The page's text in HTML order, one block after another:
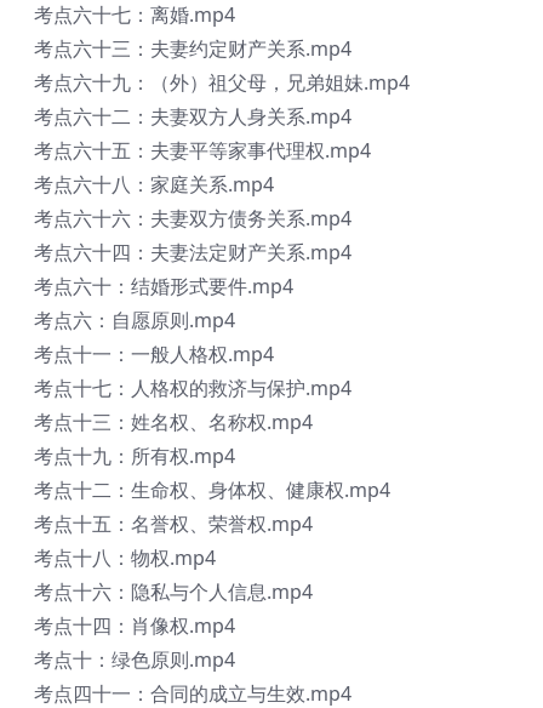
考点六十七：离婚.mp4
考点六十三：夫妻约定财产关系.mp4
考点六十九：（外）祖父母，兄弟姐妹.mp4
考点六十二：夫妻双方人身关系.mp4
考点六十五：夫妻平等家事代理权.mp4
考点六十八：家庭关系.mp4
考点六十六：夫妻双方债务关系.mp4
考点六十四：夫妻法定财产关系.mp4
考点六十：结婚形式要件.mp4
考点六：自愿原则.mp4
考点十一：一般人格权.mp4
考点十七：人格权的救济与保护.mp4
考点十三：姓名权、名称权.mp4
考点十九：所有权.mp4
考点十二：生命权、身体权、健康权.mp4
考点十五：名誉权、荣誉权.mp4
考点十八：物权.mp4
考点十六：隐私与个人信息.mp4
考点十四：肖像权.mp4
考点十：绿色原则.mp4
考点四十一：合同的成立与生效.mp4